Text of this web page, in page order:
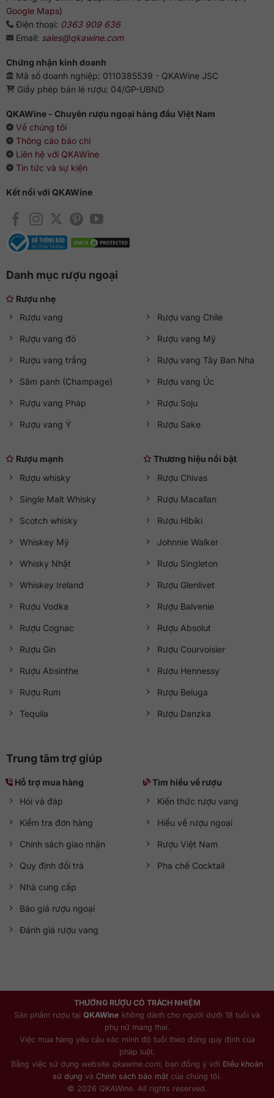
Dùng kèm socola đắng, hạnh nhân rang, phô mai già
hoặc bánh quy bơ.
và hiện tại, giữa những thùng gỗ cổ điển của thế kỷ 19 và
khẩu vị whisky hiện đại. Đây là lựa chọn không thể thiếu cho
những ai muốn sở hữu một phần di sản thực thụ trong bộ
Ngoài Glenlivet Licensed Dram,
nhập khẩu cao cấp
rượu whisky Glenlivet chính hãng. Giao hàng hỏa tốc nội
thành, hoàn tiền 111% nếu phát hiện hàng giả, hỗ trợ báo giá
Google Maps)
Điện thoại: 0363 909 636
Email: sales@qkawine.com
Chứng nhận kinh doanh
Mã số doanh nghiệp: 0110385539 - QKAWine JSC
Giấy phép bán lẻ rượu: 04/GP-UBND
QKAWine - Chuyên rượu ngoại hàng đầu Việt Nam
Về chúng tôi
Thông cáo báo chí
Liên hệ với QKAWine
Tin tức và sự kiện
Kết nối với QKAWine
Danh mục rượu ngoại
Rượu nhẹ
Rượu vang
Rượu vang đỏ
Rượu vang trắng
Sâm panh (Champage)
Rượu vang Pháp
Rượu vang Ý
Rượu vang Chile
Rượu vang Mỹ
Rượu vang Tây Ban Nha
Rượu vang Úc
Rượu Soju
Rượu Sake
Rượu mạnh
Rượu whisky
Single Malt Whisky
Scotch whisky
Whiskey Mỹ
Whisky Nhật
Whiskey Ireland
Rượu Vodka
Rượu Cognac
Rượu Gin
Rượu Absinthe
Rượu Rum
Tequila
Thương hiệu nổi bật
Rượu Chivas
Rượu Macallan
Rượu Hibiki
Johnnie Walker
Rượu Singleton
Rượu Glenlivet
Rượu Balvenie
Rượu Absolut
Rượu Courvoisier
Rượu Hennessy
Rượu Beluga
Rượu Danzka
Trung tâm trợ giúp
Hỗ trợ mua hàng
Hỏi và đáp
Kiểm tra đơn hàng
Chính sách giao nhận
Quy định đổi trả
Nhà cung cấp
Báo giá rượu ngoại
Đánh giá rượu vang
Tìm hiểu về rượu
Kiến thức rượu vang
Hiểu về rượu ngoại
Rượu Việt Nam
Pha chế Cocktail
THƯỞNG RƯỢU CÓ TRÁCH NHIỆM
Sản phẩm rượu tại QKAWine không dành cho người dưới 18 tuổi và
phụ nữ mang thai.
Việc mua hàng yêu cầu xác minh độ tuổi theo đúng quy định của
pháp luật.
Bằng việc sử dụng website qkawine.com , bạn đồng ý với Điều khoản
sử dụng và Chính sách bảo mậtcủa chúng tôi.
© 2026 QKAWine. All rights reserved.